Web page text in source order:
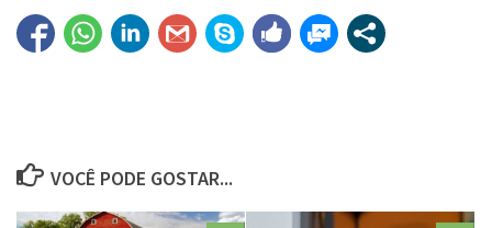
VOCÊ PODE GOSTAR...